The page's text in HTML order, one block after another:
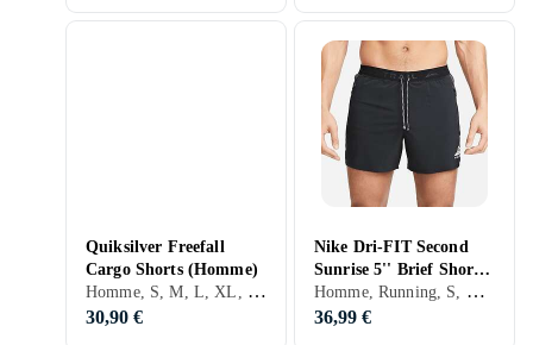
Quiksilver Freefall
Cargo Shorts (Homme)
Homme, S, M, L, XL, XXL, Vert, Beige, Kaki
30,90 €
Nike Dri-FIT Second
Sunrise 5'' Brief Shorts
(Men's)
Homme, Running, S, M, L, XL, XXL, Noir, Blanc, Gris, Jaune, Vert, Kaki
36,99 €